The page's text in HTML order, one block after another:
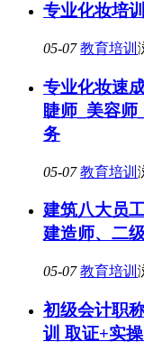
专业化妆培
05-07 教育培训
专业化妆速
睫师_美容
务
05-07 教育培训
建筑八大员
建造师、二
05-07 教育培训
初级会计职
训 取证+实